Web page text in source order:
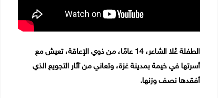
الطفلة عُلا الشاعر، 14 عامًا، من ذوي الإعاقة، تعيش مع
أسرتها في خيمة بمدينة غزة، وتعاني من آثار التجويع الذي
أفقدها نصف وزنها.